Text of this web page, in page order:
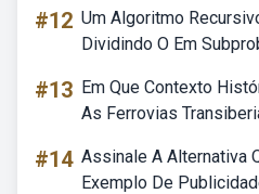
#12 Um Algoritmo
Dividindo O Em
#13 Em Que Contexto
As Ferrovias
#14 Assinale A Alternativa
Exemplo De